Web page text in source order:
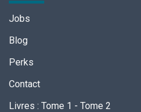
Jobs
Blog
Perks
Contact
Livres : Tome 1 - Tome 2